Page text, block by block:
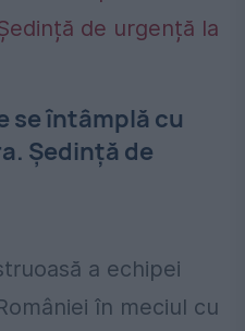
se întâmplă cu
Ședință de
a echipei
în meciul cu